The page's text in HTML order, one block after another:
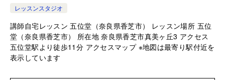
レッスンスタジオ
講師自宅レッスン 五位堂（奈良県香芝市） レッスン場所 五位
堂（奈良県香芝市） 所在地 奈良県香芝市真美ヶ丘3 アクセス
五位堂駅より徒歩11分 アクセスマップ ※地図は最寄り駅付近を
表示しています